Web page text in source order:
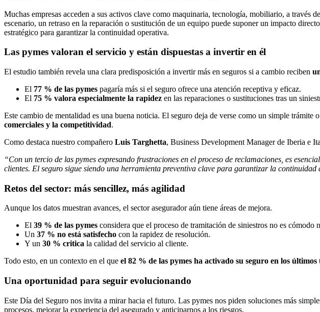
Muchas empresas acceden a sus activos clave como maquinaria, tecnología, mobiliario, a
escenario, un retraso en la reparación o sustitución de un equipo puede suponer un impacto
estratégico para garantizar la continuidad operativa.
Las pymes valoran el servicio y están dispuestas a invertir en él
El estudio también revela una clara predisposición a invertir más en seguros si a cambio reciben
El 77 % de las pymes pagaría más si el seguro ofrece una atención receptiva y eficaz.
El 75 % valora especialmente la rapidez en las reparaciones o sustituciones tras un
Este cambio de mentalidad es una buena noticia. El seguro deja de verse como un simple trámite
comerciales y la competitividad.
Como destaca nuestro compañero Luis Targhetta, Business Development Manager de Iberia e
“Con un tercio de las pymes expresando frustraciones en el proceso de reclamaciones, es
clientes. El seguro sigue siendo una herramienta preventiva clave para garantizar la continuidad
Retos del sector: más sencillez, más agilidad
Aunque los datos muestran avances, el sector asegurador aún tiene áreas de mejora.
El 39 % de las pymes considera que el proceso de tramitación de siniestros no es cómodo
Un 37 % no está satisfecho con la rapidez de resolución.
Y un 30 % critica la calidad del servicio al cliente.
Todo esto, en un contexto en el que el 82 % de las pymes ha activado su seguro en los últimos
Una oportunidad para seguir evolucionando
Este Día del Seguro nos invita a mirar hacia el futuro. Las pymes nos piden soluciones más
procesos, mejorar la experiencia del asegurado y anticiparnos a los riesgos.